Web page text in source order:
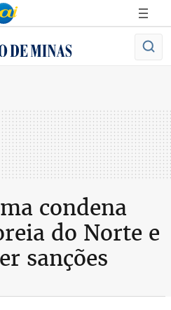
condena
do Norte e
sanções